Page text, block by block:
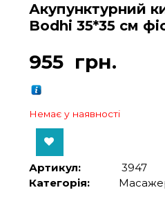
Акупунктурний
Bodhi 35*35 см
955 грн.
Немає у наявності
Артикул:
3947
Категорія: